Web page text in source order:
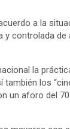
a la
y controlada de
la
los
un aforo del 70